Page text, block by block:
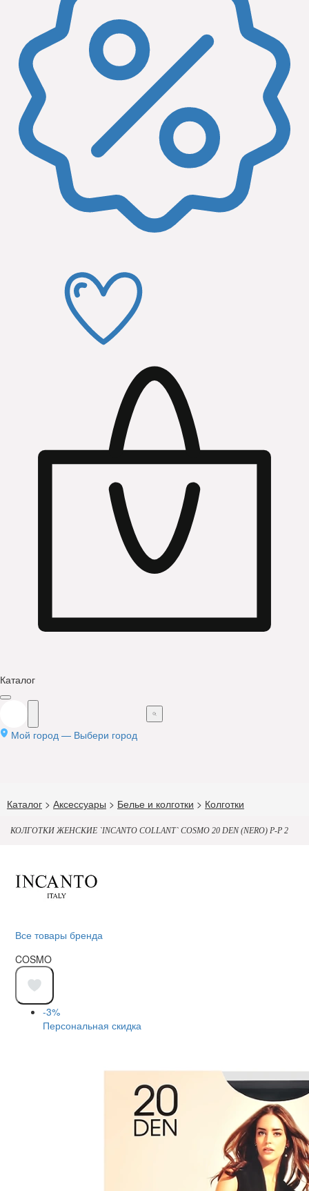
Каталог
Мой город — Выбери город
Каталог > Аксессуары > Белье и колготки > Колготки
КОЛГОТКИ ЖЕНСКИЕ `INCANTO COLLANT` COSMO 20 DEN (NERO) Р-Р 2
Все товары бренда
COSMO
-3%
Персональная скидка